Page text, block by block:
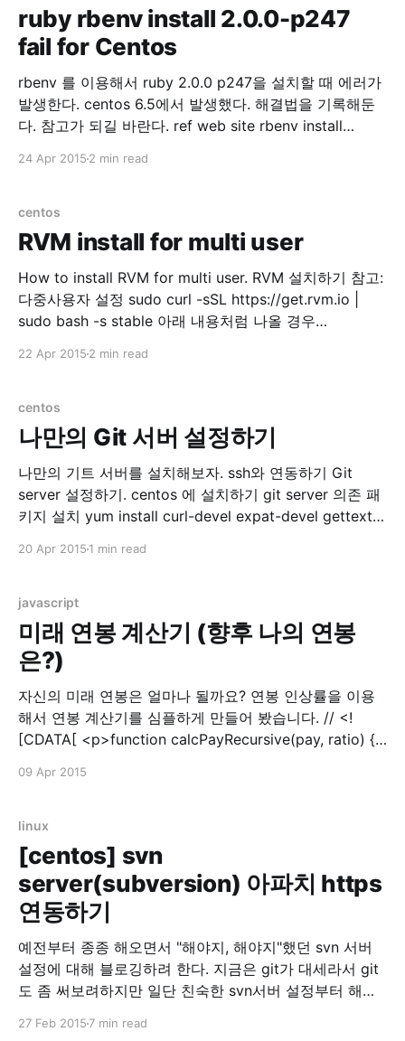
으로 파이썬 설치파일
ruby rbenv install 2.0.0-p247
fail for Centos
rbenv 를 이용해서 ruby 2.0.0 p247을 설치할 때 에러가
발생한다. centos 6.5에서 발생했다. 해결법을 기록해둔
다. 참고가 되길 바란다. ref web site rbenv install
problem: BUILD FAILED Inspect or clean up the
24 Apr 2015 2 min read
centos
RVM install for multi user
How to install RVM for multi user. RVM 설치하기 참고:
다중사용자 설정 sudo curl -sSL https://get.rvm.io |
sudo bash -s stable 아래 내용처럼 나올 경우
https://github.com/rvm/rvm/archive/1.26.11.tar.gz
https://github.com/rvm/rvm/releases/download/1.26.1
1/
22 Apr 2015 2 min read
centos
나만의 Git 서버 설정하기
나만의 기트 서버를 설치해보자. ssh와 연동하기 Git
server 설정하기. centos 에 설치하기 git server 의존 패
키지 설치 yum install curl-devel expat-devel gettext-
git-core 리눅스에 git 계정 만들기 adduser git passwd
20 Apr 2015 1 min read
javascript
미래 연봉 계산기 (향후 나의 연봉
은?)
자신의 미래 연봉은 얼마나 될까요? 연봉 인상률을 이용
해서 연봉 계산기를 심플하게 만들어 봤습니다. // <!
[CDATA[ <p>function calcPayRecursive(pay, ratio) {
function calcPay() { var currentPay =
payRaiseRatioPercent = $('input[name=
09 Apr 2015
linux
[centos] svn
server(subversion) 아파치 https
연동하기
예전부터 종종 해오면서 "해야지, 해야지"했던 svn 서버
설정에 대해 블로깅하려 한다. 지금은 git가 대세라서 git
도 좀 써보려하지만 일단 친숙한 svn서버 설정부터 해놓
27 Feb 2015 7 min read